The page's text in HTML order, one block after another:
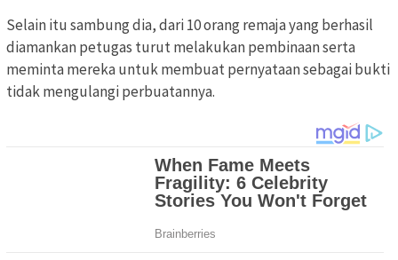
Selain itu sambung dia, dari 10 orang remaja yang berhasil
diamankan petugas turut melakukan pembinaan serta
meminta mereka untuk membuat pernyataan sebagai bukti
tidak mengulangi perbuatannya.